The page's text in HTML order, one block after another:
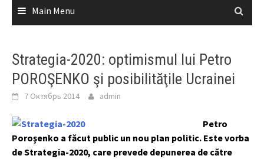
Main Menu
Strategia-2020: optimismul lui Petro
POROŞENKO şi posibilităţile Ucrainei
7 Октябрь 2014 admin
Petro
Poroşenko a făcut public un nou plan politic. Este vorba
de Strategia-2020, care prevede depunerea de către